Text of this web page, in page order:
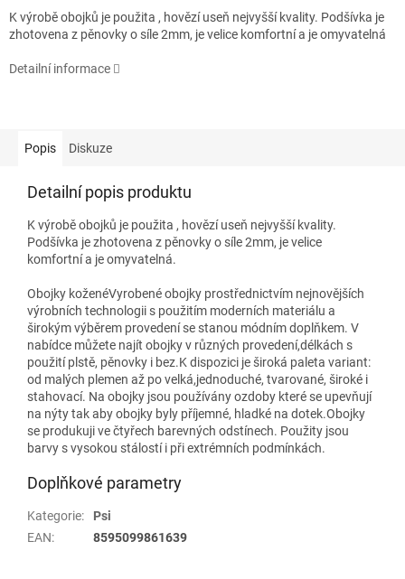
K výrobě obojků je použita , hovězí useň nejvyšší kvality. Podšívka je
zhotovena z pěnovky o síle 2mm, je velice komfortní a je omyvatelná
Detailní informace
Popis Diskuze
Detailní popis produktu
K výrobě obojků je použita , hovězí useň nejvyšší kvality.
Podšívka je zhotovena z pěnovky o síle 2mm, je velice
komfortní a je omyvatelná.
Obojky koženéVyrobené obojky prostřednictvím nejnovějších
výrobních technologii s použitím moderních materiálu a
širokým výběrem provedení se stanou módním doplňkem. V
nabídce můžete najít obojky v různých provedení,délkách s
použití plstě, pěnovky i bez.K dispozici je široká paleta variant:
od malých plemen až po velká,jednoduché, tvarované, široké i
stahovací. Na obojky jsou používány ozdoby které se upevňují
na nýty tak aby obojky byly příjemné, hladké na dotek.Obojky
se produkuji ve čtyřech barevných odstínech. Použity jsou
barvy s vysokou stálostí i při extrémních podmínkách.
Doplňkové parametry
Kategorie:
Psi
EAN: 8595099861639